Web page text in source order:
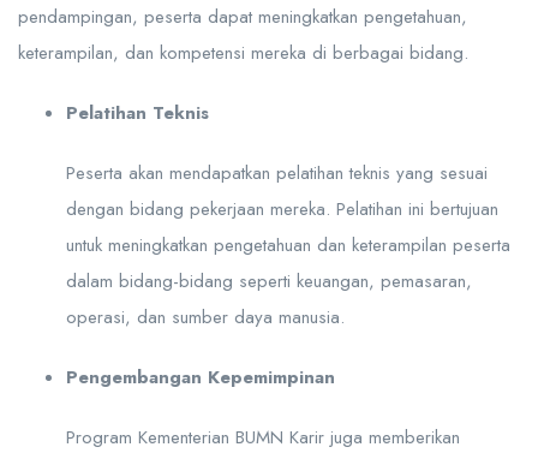
pendampingan, peserta dapat meningkatkan pengetahuan,
keterampilan, dan kompetensi mereka di berbagai bidang.
Pelatihan Teknis
Peserta akan mendapatkan pelatihan teknis yang sesuai
dengan bidang pekerjaan mereka. Pelatihan ini bertujuan
untuk meningkatkan pengetahuan dan keterampilan peserta
dalam bidang-bidang seperti keuangan, pemasaran,
operasi, dan sumber daya manusia.
Pengembangan Kepemimpinan
Program Kementerian BUMN Karir juga memberikan